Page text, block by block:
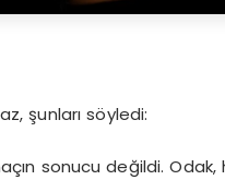
şunları söyledi:
sonucu değildi.